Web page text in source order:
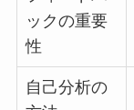
ックの重要
性
自己分析の